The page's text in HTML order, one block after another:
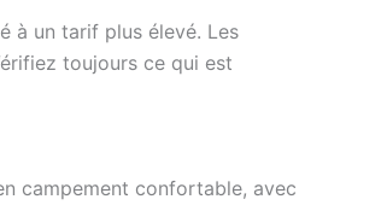
à un tarif plus élevé. Les
toujours ce qui est
campement confortable, avec